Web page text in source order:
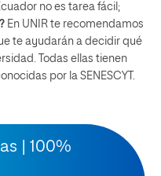
no es tarea fácil;
En UNIR te recomendamos
te ayudarán a decidir qué
Todas ellas tienen
por la SENESCYT.
| 100%